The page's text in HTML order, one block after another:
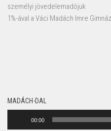
személyi jövedelemadójuk
1%-ával a Váci Madách Imre
MADÁCH-DAL
00:00